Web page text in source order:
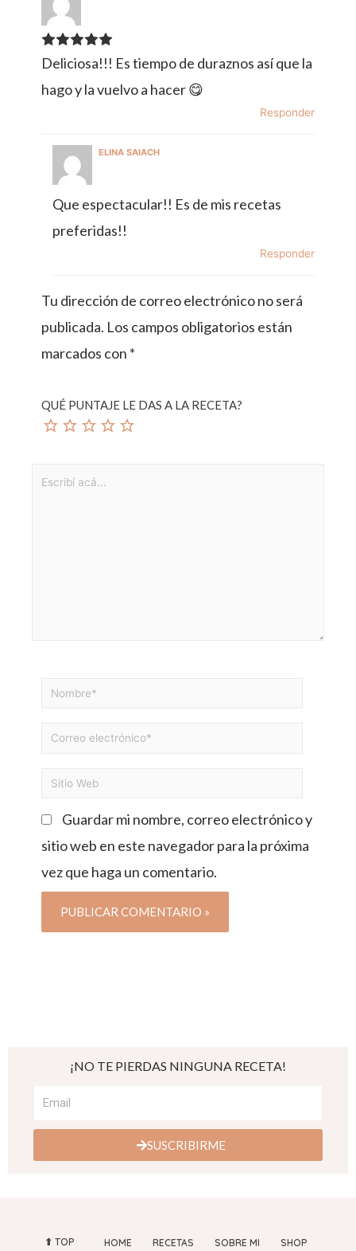
Deliciosa!!! Es tiempo de duraznos así que la
hago y la vuelvo a hacer 😋
Responder
ELINA SAIACH
Que espectacular!! Es de mis recetas
preferidas!!
Responder
Tu dirección de correo electrónico no será
publicada. Los campos obligatorios están
marcados con *
QUÉ PUNTAJE LE DAS A LA RECETA?
Guardar mi nombre, correo electrónico y
sitio web en este navegador para la próxima
vez que haga un comentario.
¡NO TE PIERDAS NINGUNA RECETA!
SUSCRIBIRME
⬆︎ TOP HOME RECETAS SOBRE MI SHOP